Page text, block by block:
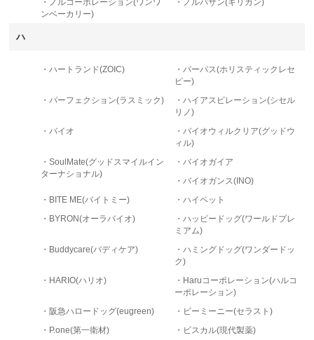
・ノルコーポレーション(ワンワ
ンベーカリー)
・ノルバサン(キリカン)
ハ
・ハートランド(ZOIC)
・パーパス(ホリスティックレセ
ピー)
・パーフェクション(ラスミック)
・ハイアスピレーション(シセル
リノ)
・バイオ
・バイオウィルクリア(グッドウ
ィル)
・SoulMate(グッドスマイルイン
ターナショナル)
・バイオガイア
・バイオガンス(INO)
・BITE ME(バイトミー) ・ハイペット
・BYRON(オーラバイオ)
・ハッピードッグ(ワールドプレ
ミアム)
・Buddycare(バディケア)
・ハミングドッグ(ワンダードッ
ク)
・HARIO(ハリオ)
・Haruコーポレーション(ハルコ
ーポレーション)
・阪急ハロードッグ(eugreen) ・ビーミーニー(セラスト)
・P.one(第一衛材) ・ビスカル(現代製薬)